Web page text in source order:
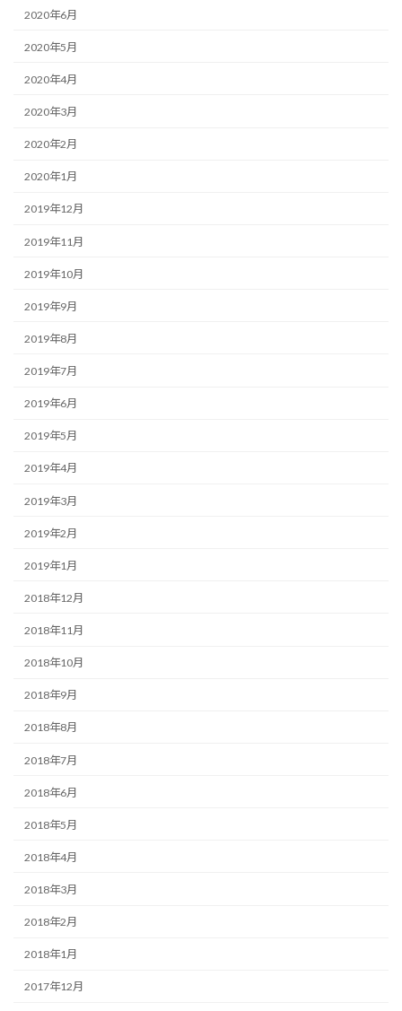
2020年6月
2020年5月
2020年4月
2020年3月
2020年2月
2020年1月
2019年12月
2019年11月
2019年10月
2019年9月
2019年8月
2019年7月
2019年6月
2019年5月
2019年4月
2019年3月
2019年2月
2019年1月
2018年12月
2018年11月
2018年10月
2018年9月
2018年8月
2018年7月
2018年6月
2018年5月
2018年4月
2018年3月
2018年2月
2018年1月
2017年12月